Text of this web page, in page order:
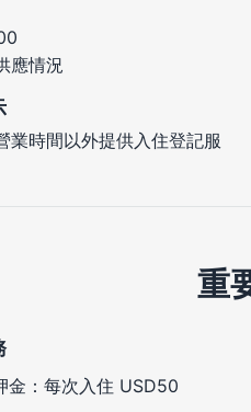
應情況
業時間以外提供入住登記服
重
金：每次入住 USD50